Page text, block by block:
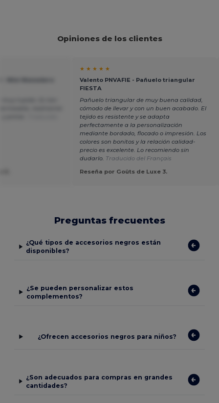
Opiniones de los clientes
★ ★ ★ ★ ★
Valento PNVAFIE - Pañuelo triangular
FIESTA
Pañuelo triangular de muy buena calidad,
cómodo de llevar y con un buen acabado. El
tejido es resistente y se adapta
perfectamente a la personalización
mediante bordado, flocado o impresión. Los
colores son bonitos y la relación calidad-
precio es excelente. Lo recomiendo sin
dudarlo. Traducido del Français
Reseña por Goûts de Luxe 3.
Preguntas frecuentes
¿Qué tipos de accesorios negros están
disponibles?
¿Se pueden personalizar estos
complementos?
¿Ofrecen accesorios negros para niños?
¿Son adecuados para compras en grandes
cantidades?